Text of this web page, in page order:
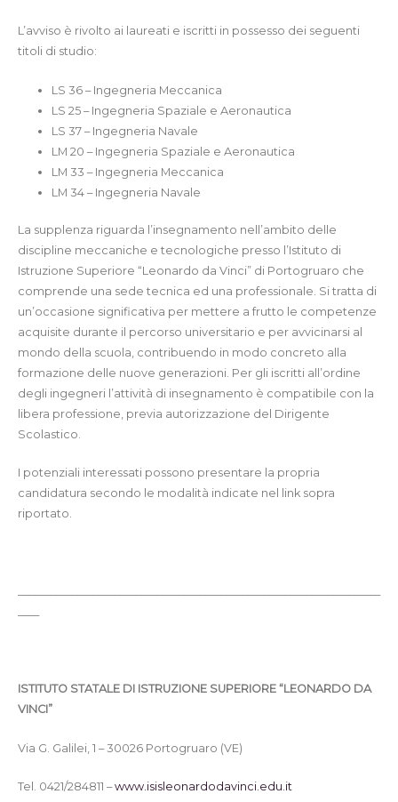
L’avviso è rivolto ai laureati e iscritti in possesso dei seguenti
titoli di studio:
LS 36 – Ingegneria Meccanica
LS 25 – Ingegneria Spaziale e Aeronautica
LS 37 – Ingegneria Navale
LM 20 – Ingegneria Spaziale e Aeronautica
LM 33 – Ingegneria Meccanica
LM 34 – Ingegneria Navale
La supplenza riguarda l’insegnamento nell’ambito delle
discipline meccaniche e tecnologiche presso l’Istituto di
Istruzione Superiore “Leonardo da Vinci” di Portogruaro che
comprende una sede tecnica ed una professionale. Si tratta di
un’occasione significativa per mettere a frutto le competenze
acquisite durante il percorso universitario e per avvicinarsi al
mondo della scuola, contribuendo in modo concreto alla
formazione delle nuove generazioni. Per gli iscritti all’ordine
degli ingegneri l’attività di insegnamento è compatibile con la
libera professione, previa autorizzazione del Dirigente
Scolastico.
I potenziali interessati possono presentare la propria
candidatura secondo le modalità indicate nel link sopra
riportato.
ISTITUTO STATALE DI ISTRUZIONE SUPERIORE “LEONARDO DA
VINCI”
Via G. Galilei, 1 – 30026 Portogruaro (VE)
Tel. 0421/284811 –www.isisleonardodavinci.edu.it